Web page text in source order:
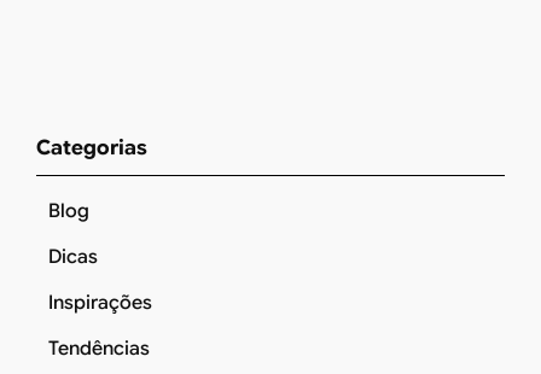
Categorias
Blog
Dicas
Inspirações
Tendências